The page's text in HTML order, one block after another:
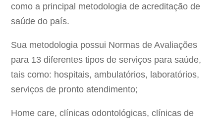
como a principal metodologia de acreditação de
saúde do país.
Sua metodologia possui Normas de Avaliações
para 13 diferentes tipos de serviços para saúde,
tais como: hospitais, ambulatórios, laboratórios,
serviços de pronto atendimento;
Home care, clínicas odontológicas, clínicas de